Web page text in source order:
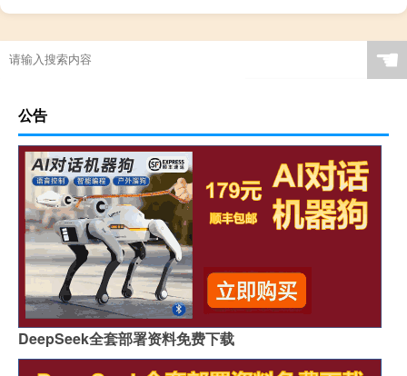
☚
公告
DeepSeek全套部署资料免费下载